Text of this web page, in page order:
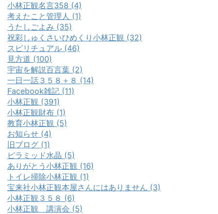
小林正観名言358 (4)
考えたこと管理人 (1)
うたしごよみ (35)
祝彩しゅくさいひめくり小林正観 (32)
スピリチュアル (46)
見方道 (100)
宇宙を解説百言葉 (2)
一日一話３５８＋８ (14)
Facebook雑記 (11)
小林正観 (391)
小林正観財布 (1)
教育小林正観 (5)
お知らせ (4)
旧ブログ (1)
ピラミッド水晶 (5)
ありがとう小林正観 (16)
トイレ掃除小林正観 (1)
宝来社小林正観本屋さんにはありません (3)
小林正観３５８ (6)
小林正観 講演会 (5)